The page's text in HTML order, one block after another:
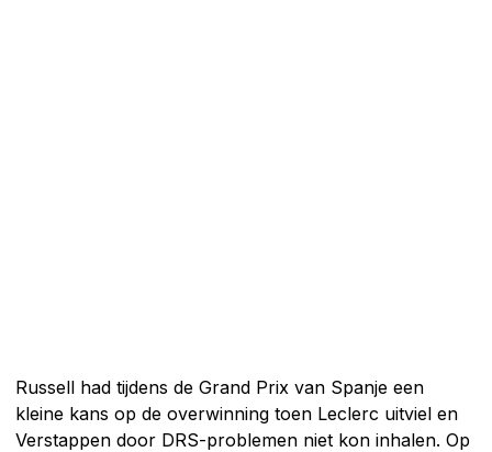
Russell had tijdens de Grand Prix van Spanje een
kleine kans op de overwinning toen Leclerc uitviel en
Verstappen door DRS-problemen niet kon inhalen. Op